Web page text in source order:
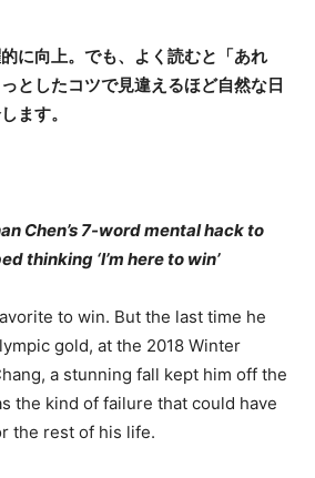
に向上。でも、よく読むと「あれ
としたコツで見違えるほど自然な日
ます。
Chen’s 7-word mental hack to
thinking ‘I’m here to win’
to win. But the last time he
gold, at the 2018 Winter
a stunning fall kept him off the
the kind of failure that could have
the rest of his life.